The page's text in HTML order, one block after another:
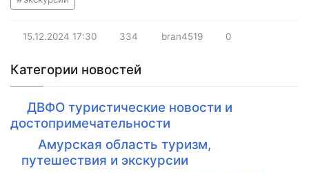
15.12.2024 17:30 334 bran4519 0
Категории новостей
ДВФО туристические новости и
достопримечательности
Амурская область туризм,
путешествия и экскурсии